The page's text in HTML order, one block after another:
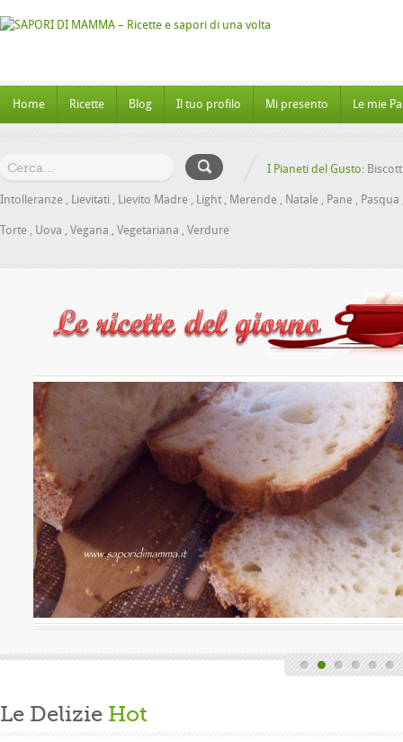
Home Ricette Blog Il tuo profilo Mi presento Le mie
I Pianeti del Gusto:
Intolleranze , Lievitati , Lievito Madre , Light , Merende , Natale , Pane , Pasqua
Torte , Uova , Vegana , Vegetariana , Verdure
al Miele senza
Valutazione media: (0 / 5)
quindi finita la fatica del lavoro settimanale
di casa, mi dedico alla mia grande passione.
un panbrioche salutare per la ...
Le Delizie Hot